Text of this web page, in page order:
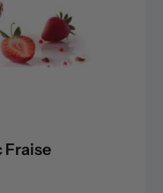
Fraise